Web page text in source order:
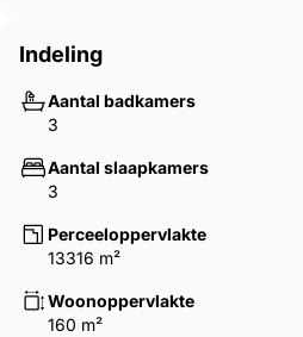
Indeling
Aantal badkamers
3
Aantal slaapkamers
3
Perceeloppervlakte
13316 m²
Woonoppervlakte
160 m²